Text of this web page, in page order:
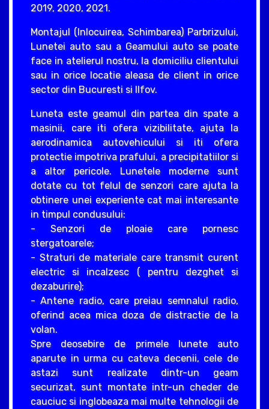
2019, 2020, 2021.
Montajul (Inlocuirea, Schimbarea) Parbrizului,
Lunetei auto sau a Geamului auto se poate
face in atelierul nostru, la domiciliu clientului
sau in orice locatie aleasa de client in orice
sector din Bucuresti si Ilfov.
Luneta este geamul din partea din spate a
masinii, care iti ofera vizibilitate, ajuta la
aerodinamica autovehicului si iti ofera
protectie impotriva prafului, a precipitatiilor si
a altor pericole. Lunetele moderne sunt
dotate cu tot felul de senzori care ajuta la
obtinere unei experiente cat mai interesante
in timpul condusului:
- Senzori de ploaie care pornesc
stergatoarele;
- Straturi de materiale care transmit curent
electric si incalzesc ( pentru dezghet si
dezaburire);
- Antene radio, care preiau semnalul radio,
oferind acea mica doza de distractie de la
volan.
Spre deosebire de primele lunete auto
aparute in urma cu cateva decenii, cele de
astazi sunt realizate dintr-un geam
securizat, sunt montate intr-un cheder de
cauciuc si inglobeaza mai multe tehnologii de